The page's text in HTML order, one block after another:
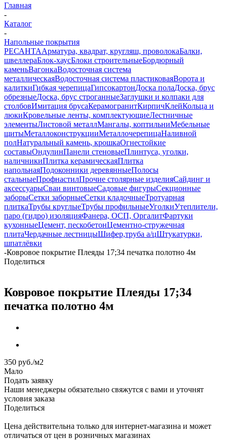
Главная
-
Каталог
-
Напольные покрытия
РЕСАНТААрматура, квадрат, кругляш, проволокаБалки,
швеллераБлок-хаусБлоки строительныеБордюрный
каменьВагонкаВодосточная система
металлическаяВодосточная система пластиковаяВорота и
калиткиГибкая черепицаГипсокартонДоска полаДоска, брус
обрезныеДоска, брус строганныеЗаглушки и колпаки для
столбовИмитация брусаКерамогранитКирпичКлейКольца и
люкиКровельные ленты, комплектующиеЛестничные
элементыЛистовой металлМангалы, коптильниМебельные
щитыМеталлоконструкцииМеталлочерепицаНаливной
полНатуральный камень, крошкаОгнестойкие
составыОндулинПанели стеновыеПлинтуса, уголки,
наличникиПлитка керамическаяПлитка
напольнаяПодоконники деревянныеПолосы
стальныеПрофнастилПрочие столярные изделияСайдинг и
аксессуарыСваи винтовыеСадовые фигурыСекционные
заборыСетки заборныеСетки кладочныеТротуарная
плиткаТрубы круглыеТрубы профильныеУголкиУтеплители,
паро (гидро) изоляцияФанера, ОСП, ОргалитФартуки
кухонныеЦемент, пескобетонЦементно-стружечная
плитаЧердачные лестницыШифер,труба а/цШтукатурки,
шпатлёвки
-Ковровое покрытие Плеяды 17;34 печатка полотно 4м
Поделиться
Ковровое покрытие Плеяды 17;34
печатка полотно 4м
350 руб./м2
Мало
Подать заявку
Наши менеджеры обязательно свяжутся с вами и уточнят
условия заказа
Поделиться
Цена действительна только для интернет-магазина и может
отличаться от цен в розничных магазинах